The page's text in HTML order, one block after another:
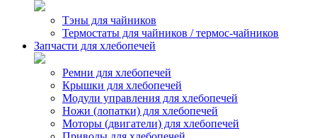
Тэны для чайников
Термостаты для чайников / термос-чайников
Запчасти для хлебопечей
Ремни для хлебопечей
Крышки для хлебопечей
Модули управления для хлебопечей
Ножи (лопатки) для хлебопечей
Моторы (двигатели) для хлебопечей